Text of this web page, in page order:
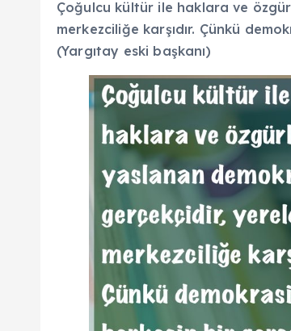
Çoğulcu kültür ile haklara ve
merkezciliğe karşıdır. Çünkü
(Yargıtay eski başkanı)